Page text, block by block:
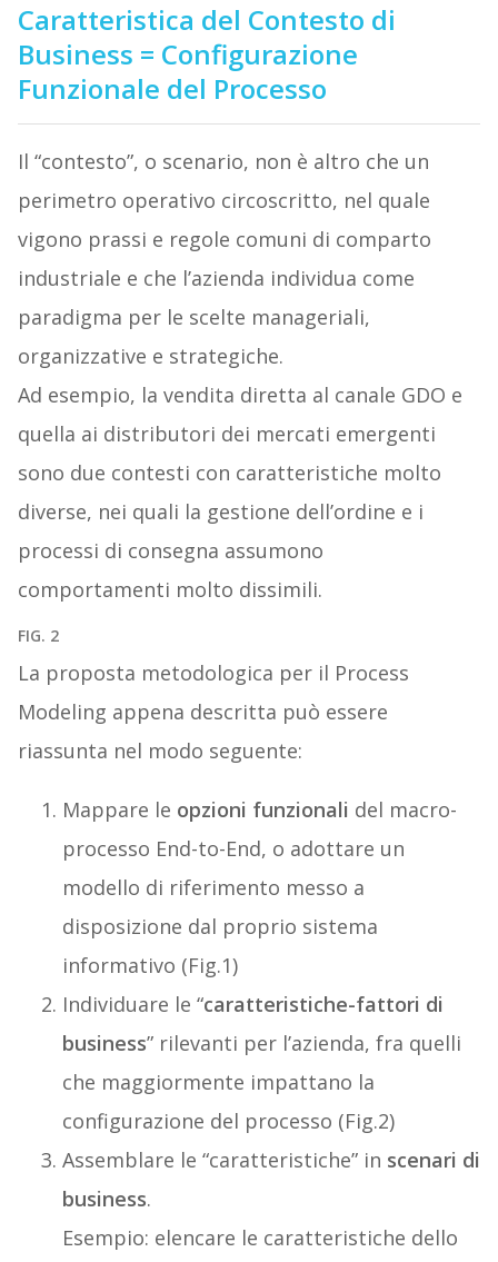
Caratteristica del Contesto di
Business = Configurazione
Funzionale del Processo
Il “contesto”, o scenario, non è altro che un
perimetro operativo circoscritto, nel quale
vigono prassi e regole comuni di comparto
industriale e che l’azienda individua come
paradigma per le scelte manageriali,
organizzative e strategiche.
Ad esempio, la vendita diretta al canale GDO e
quella ai distributori dei mercati emergenti
sono due contesti con caratteristiche molto
diverse, nei quali la gestione dell’ordine e i
processi di consegna assumono
comportamenti molto dissimili.
FIG. 2
La proposta metodologica per il Process
Modeling appena descritta può essere
riassunta nel modo seguente:
Mappare le opzioni funzionali del macro-
processo End-to-End, o adottare un
modello di riferimento messo a
disposizione dal proprio sistema
informativo (Fig.1)
Individuare le “caratteristiche-fattori di
business” rilevanti per l’azienda, fra quelli
che maggiormente impattano la
configurazione del processo (Fig.2)
Assemblare le “caratteristiche” in scenari di
business.
Esempio: elencare le caratteristiche dello